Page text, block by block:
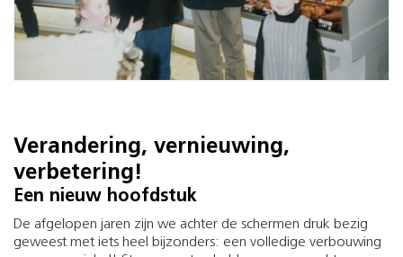
Verandering, vernieuwing,
verbetering!
Een nieuw hoofdstuk
De afgelopen jaren zijn we achter de schermen druk bezig
geweest met iets heel bijzonders: een volledige verbouwing